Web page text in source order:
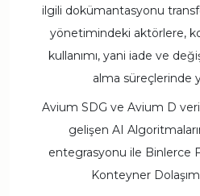
ilgili dokümantasyonu
yönetimindeki aktörlere,
kullanımı, yani iade ve
alma süreçlerinde
Avium SDG ve Avium D
gelişen AI
entegrasyonu ile Binlerce
Konteyner